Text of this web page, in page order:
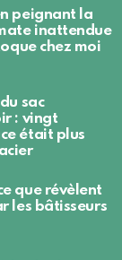
peignant la
inattendue
chez moi
sac
: vingt
était plus
que révèlent
les bâtisseurs